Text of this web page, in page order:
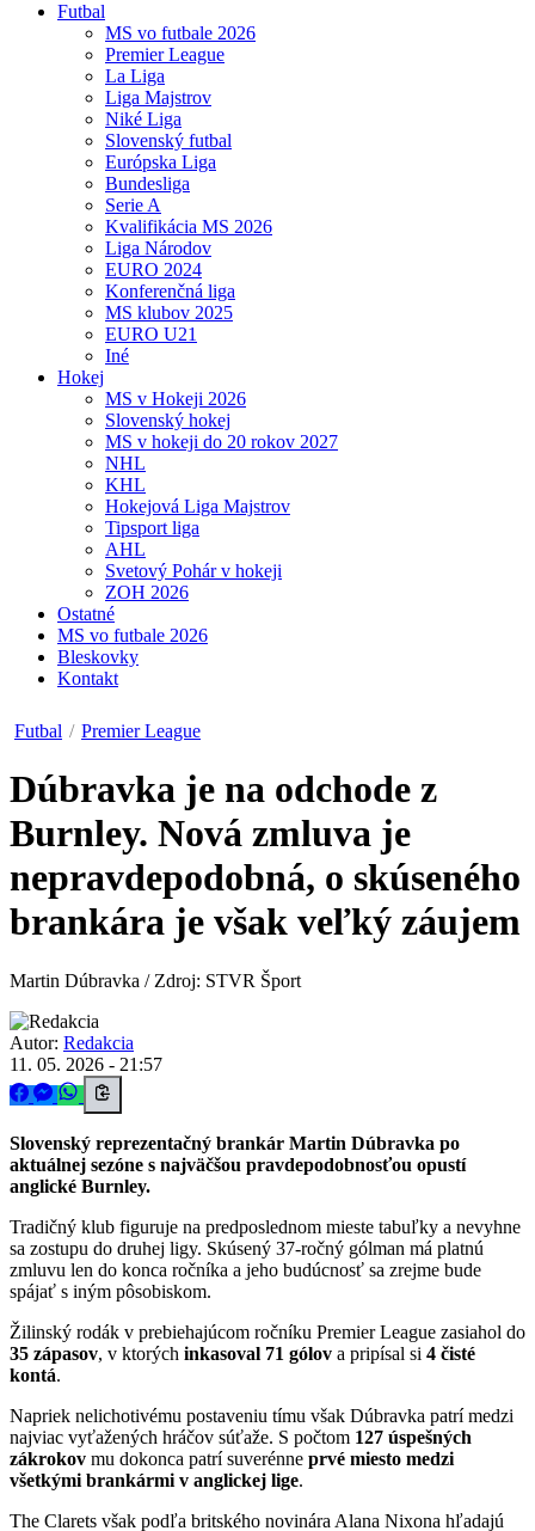
Futbal
MS vo futbale 2026
Premier League
La Liga
Liga Majstrov
Niké Liga
Slovenský futbal
Európska Liga
Bundesliga
Serie A
Kvalifikácia MS 2026
Liga Národov
EURO 2024
Konferenčná liga
MS klubov 2025
EURO U21
Iné
Hokej
MS v Hokeji 2026
Slovenský hokej
MS v hokeji do 20 rokov 2027
NHL
KHL
Hokejová Liga Majstrov
Tipsport liga
AHL
Svetový Pohár v hokeji
ZOH 2026
Ostatné
MS vo futbale 2026
Bleskovky
Kontakt
Futbal / Premier League
Dúbravka je na odchode z
Burnley. Nová zmluva je
nepravdepodobná, o skúseného
brankára je však veľký záujem
Martin Dúbravka / Zdroj: STVR Šport
Autor: Redakcia
11. 05. 2026 - 21:57
Slovenský reprezentačný brankár Martin Dúbravka po
aktuálnej sezóne s najväčšou pravdepodobnosťou opustí
anglické Burnley.
Tradičný klub figuruje na predposlednom mieste tabuľky a nevyhne
sa zostupu do druhej ligy. Skúsený 37-ročný gólman má platnú
zmluvu len do konca ročníka a jeho budúcnosť sa zrejme bude
spájať s iným pôsobiskom.
Žilinský rodák v prebiehajúcom ročníku Premier League zasiahol do
35 zápasov, v ktorých inkasoval 71 gólov a pripísal si 4 čisté
kontá.
Napriek nelichotivému postaveniu tímu však Dúbravka patrí medzi
najviac vyťažených hráčov súťaže. S počtom 127 úspešných
zákrokov mu dokonca patrí suverénne prvé miesto medzi
všetkými brankármi v anglickej lige.
The Clarets však podľa britského novinára Alana Nixona hľadajú